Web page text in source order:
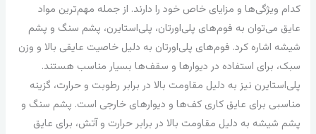
کدام ویژگی‌ها و مزایای خاص خود را دارند. از جمله مهم‌ترین مواد
عایق می‌توان به فوم‌های پلی‌اورتان، پلی‌استایرن، پشم سنگ و پشم
شیشه اشاره کرد. فوم‌های پلی‌اورتان به دلیل خاصیت عایقی بالا و وزن
سبک، برای استفاده در دیوارها و سقف‌ها بسیار مناسب هستند.
پلی‌استایرن نیز به دلیل مقاومت بالا در برابر رطوبت و حرارت، گزینه
مناسبی برای عایق کاری کف‌ها و دیوارهای خارجی است. پشم سنگ و
پشم شیشه به دلیل مقاومت بالا در برابر حرارت و آتش، برای عایق